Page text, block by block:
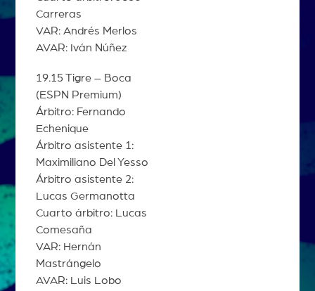
Carreras
VAR: Andrés Merlos
AVAR: Iván Núñez
19.15 Tigre – Boca
(ESPN Premium)
Árbitro: Fernando
Echenique
Árbitro asistente 1:
Maximiliano Del Yesso
Árbitro asistente 2:
Lucas Germanotta
Cuarto árbitro: Lucas
Comesaña
VAR: Hernán
Mastrángelo
AVAR: Luis Lobo